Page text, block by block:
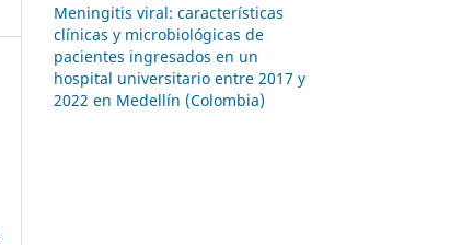
Meningitis viral: características
clínicas y microbiológicas de
pacientes ingresados en un
hospital universitario entre 2017 y
2022 en Medellín (Colombia)